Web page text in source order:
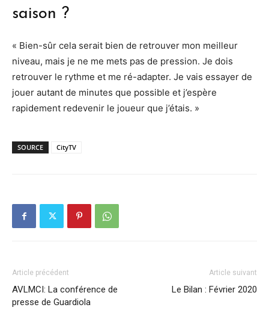
saison ?
« Bien-sûr cela serait bien de retrouver mon meilleur
niveau, mais je ne me mets pas de pression. Je dois
retrouver le rythme et me ré-adapter. Je vais essayer de
jouer autant de minutes que possible et j’espère
rapidement redevenir le joueur que j’étais. »
SOURCE CityTV
Article précédent
AVLMCI: La conférence de
presse de Guardiola
Article suivant
Le Bilan : Février 2020